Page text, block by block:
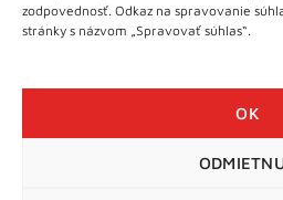
zodpovednosť. Odkaz na spravovanie
stránky s názvom „Spravovať súhlas“.
OK
Vínotéka: +421 917 888 879
Vínotéka: Bratislavská 49/B,